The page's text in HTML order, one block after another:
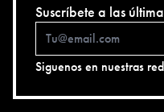
Suscríbete a las
Siguenos en nuestras